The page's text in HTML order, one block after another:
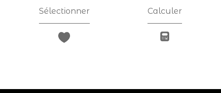
Sélectionner Calculer